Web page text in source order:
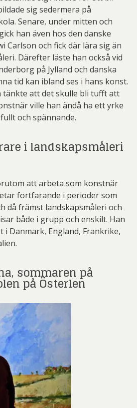
sig sedermera på
Senare, under mitten och
han även hos den danske
Carlson och fick där lära sig än
Därefter läste han också vid
på Jylland och danska
tid kan ibland ses i hans konst.
tänkte att det skulle bli tufft att
ville han ändå ha ett yrke
och spännande.
i landskapsmåleri
att arbeta som konstnär
fortfarande i perioder som
då främst landskapsmåleri och
både i grupp och enskilt. Han
i Danmark, England, Frankrike,
sommaren på
på Österlen